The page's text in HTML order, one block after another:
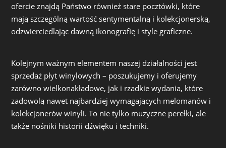
ofercie znajdą Państwo również stare pocztówki, które
mają szczególną wartość sentymentalną i kolekcjonerską,
odzwierciedlając dawną ikonografię i style graficzne.
Kolejnym ważnym elementem naszej działalności jest
sprzedaż płyt winylowych – poszukujemy i oferujemy
zarówno wielkonakładowe, jak i rzadkie wydania, które
zadowolą nawet najbardziej wymagających melomanów i
kolekcjonerów winyli. To nie tylko muzyczne perełki, ale
także nośniki historii dźwięku i techniki.